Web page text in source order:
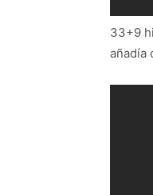
33+9
añadía